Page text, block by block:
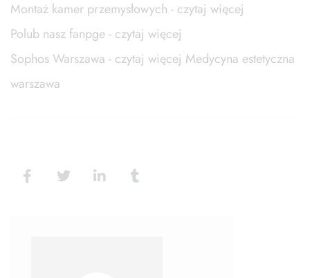
Montaż kamer przemysłowych - czytaj więcej
Polub nasz fanpge - czytaj więcej
Sophos Warszawa - czytaj więcej Medycyna estetyczna
warszawa